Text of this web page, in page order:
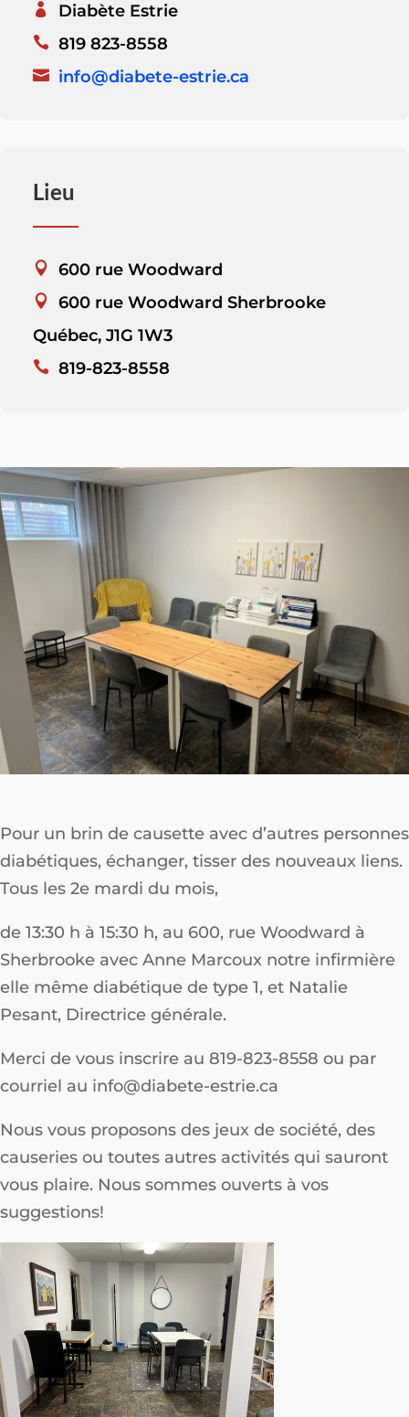
Diabète Estrie
819 823-8558
info@diabete-estrie.ca
Lieu
600 rue Woodward
600 rue Woodward Sherbrooke
Québec, J1G 1W3
819-823-8558
Pour un brin de causette avec d’autres personnes
diabétiques, échanger, tisser des nouveaux liens.
Tous les 2e mardi du mois,
de 13:30 h à 15:30 h, au 600, rue Woodward à
Sherbrooke avec Anne Marcoux notre infirmière
elle même diabétique de type 1, et Natalie
Pesant, Directrice générale.
Merci de vous inscrire au 819-823-8558 ou par
courriel au info@diabete-estrie.ca
Nous vous proposons des jeux de société, des
causeries ou toutes autres activités qui sauront
vous plaire. Nous sommes ouverts à vos
suggestions!